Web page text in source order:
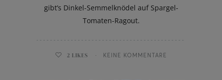
gibt’s Dinkel-Semmelknödel auf Spargel-
Tomaten-Ragout.
2 LIKES KEINE KOMMENTARE